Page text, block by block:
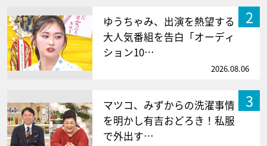
2
ゆうちゃみ、出演を熱望する
大人気番組を告白「オーディ
ション10…
2026.08.06
3
マツコ、みずからの洗濯事情
を明かし有吉おどろき！私服
で外出す…